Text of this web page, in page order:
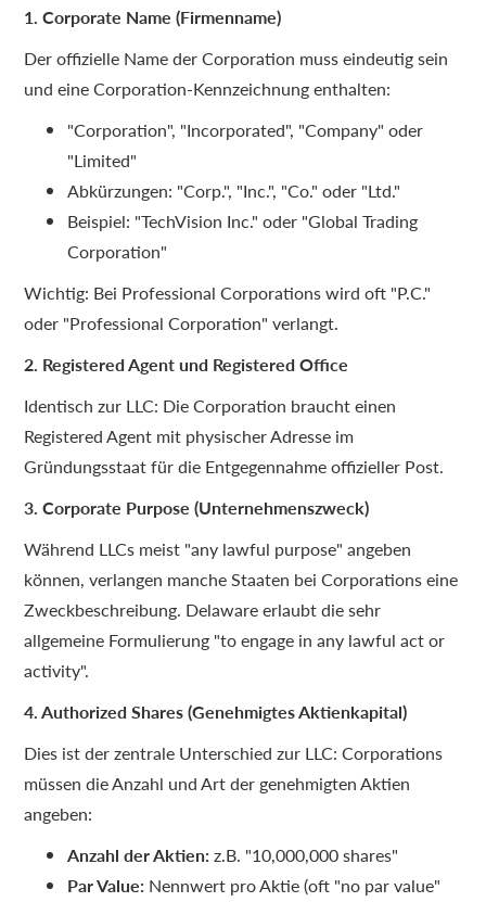
1. Corporate Name (Firmenname)
Der offizielle Name der Corporation muss eindeutig sein
und eine Corporation-Kennzeichnung enthalten:
"Corporation", "Incorporated", "Company" oder
"Limited"
Abkürzungen: "Corp.", "Inc.", "Co." oder "Ltd."
Beispiel: "TechVision Inc." oder "Global Trading
Corporation"
Wichtig: Bei Professional Corporations wird oft "P.C."
oder "Professional Corporation" verlangt.
2. Registered Agent und Registered Office
Identisch zur LLC: Die Corporation braucht einen
Registered Agent mit physischer Adresse im
Gründungsstaat für die Entgegennahme offizieller Post.
3. Corporate Purpose (Unternehmenszweck)
Während LLCs meist "any lawful purpose" angeben
können, verlangen manche Staaten bei Corporations eine
Zweckbeschreibung. Delaware erlaubt die sehr
allgemeine Formulierung "to engage in any lawful act or
activity".
4. Authorized Shares (Genehmigtes Aktienkapital)
Dies ist der zentrale Unterschied zur LLC: Corporations
müssen die Anzahl und Art der genehmigten Aktien
angeben:
Anzahl der Aktien: z.B. "10,000,000 shares"
Par Value: Nennwert pro Aktie (oft "no par value"